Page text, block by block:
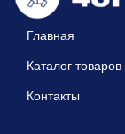
Главная
Каталог товаров
Контакты